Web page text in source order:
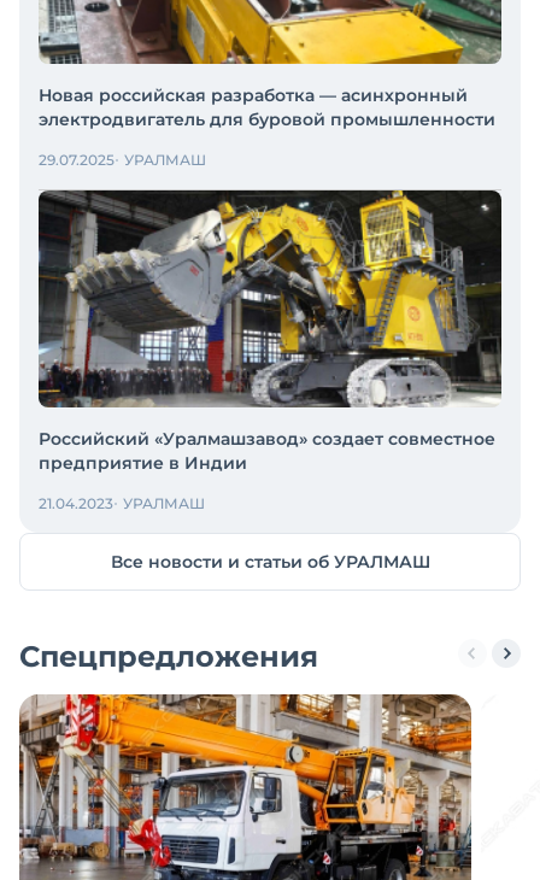
Новая российская разработка — асинхронный
электродвигатель для буровой промышленности
29.07.2025 УРАЛМАШ
Российский «Уралмашзавод» создает совместное
предприятие в Индии
21.04.2023 УРАЛМАШ
Все новости и статьи об УРАЛМАШ
Спецпредложения